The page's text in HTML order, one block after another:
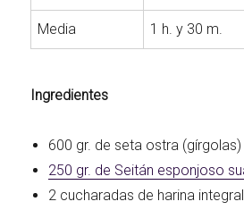
Media 1 h. y 30 m.
Ingredientes
600 gr. de seta ostra (gírgolas)
250 gr. de Seitán esponjoso
2 cucharadas de harina integral